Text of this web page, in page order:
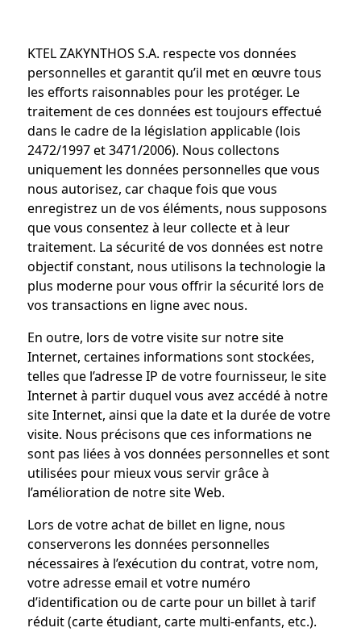
KTEL ZAKYNTHOS S.A. respecte vos données
personnelles et garantit qu’il met en œuvre tous
les efforts raisonnables pour les protéger. Le
traitement de ces données est toujours effectué
dans le cadre de la législation applicable (lois
2472/1997 et 3471/2006). Nous collectons
uniquement les données personnelles que vous
nous autorisez, car chaque fois que vous
enregistrez un de vos éléments, nous supposons
que vous consentez à leur collecte et à leur
traitement. La sécurité de vos données est notre
objectif constant, nous utilisons la technologie la
plus moderne pour vous offrir la sécurité lors de
vos transactions en ligne avec nous.
En outre, lors de votre visite sur notre site
Internet, certaines informations sont stockées,
telles que l’adresse IP de votre fournisseur, le site
Internet à partir duquel vous avez accédé à notre
site Internet, ainsi que la date et la durée de votre
visite. Nous précisons que ces informations ne
sont pas liées à vos données personnelles et sont
utilisées pour mieux vous servir grâce à
l’amélioration de notre site Web.
Lors de votre achat de billet en ligne, nous
conserverons les données personnelles
nécessaires à l’exécution du contrat, votre nom,
votre adresse email et votre numéro
d’identification ou de carte pour un billet à tarif
réduit (carte étudiant, carte multi-enfants, etc.).